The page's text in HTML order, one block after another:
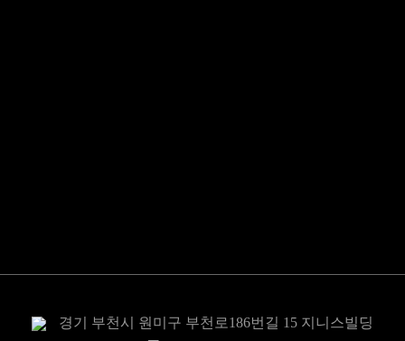
경기 부천시 원미구 부천로186번길 15 지니스빌딩